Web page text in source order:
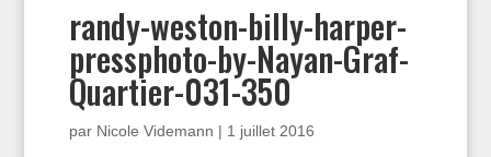
randy-weston-billy-harper-
pressphoto-by-Nayan-Graf-
Quartier-031-350
par Nicole Videmann | 1 juillet 2016